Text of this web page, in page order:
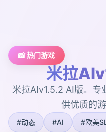
📸 热门游戏
米拉
米拉AIv1.5.2 AI版。专
供优质的
#动态 #AI #欧美